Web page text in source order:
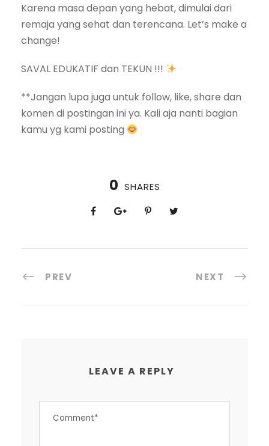
​Karena masa depan yang hebat, dimulai dari
remaja yang sehat dan terencana. Let’s make a
change!
SAVAL EDUKATIF dan TEKUN !!!
**Jangan lupa juga untuk follow, like, share dan
komen di postingan ini ya. Kali aja nanti bagian
kamu yg kami posting
0 SHARES
PREV NEXT
LEAVE A REPLY